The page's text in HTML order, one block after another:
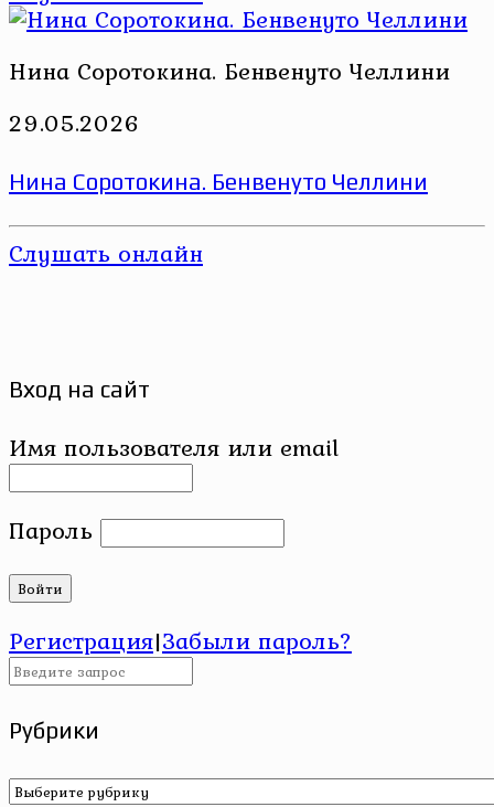
Нина Соротокина. Бенвенуто Челлини
29.05.2026
Нина Соротокина. Бенвенуто Челлини
Слушать онлайн
Вход на сайт
Имя пользователя или email
Пароль
Регистрация|Забыли пароль?
Рубрики
Рубрики